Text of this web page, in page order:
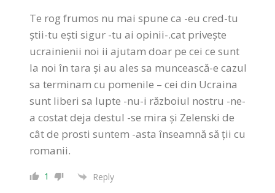
Te rog frumos nu mai spune ca -eu cred-tu
știi-tu ești sigur -tu ai opinii-.cat privește
ucrainienii noi ii ajutam doar pe cei ce sunt
la noi în tara și au ales sa muncească-e cazul
sa terminam cu pomenile – cei din Ucraina
sunt liberi sa lupte -nu-i războiul nostru -ne-
a costat deja destul -se mira și Zelenski de
cât de prosti suntem -asta înseamnă să ții cu
romanii.
1 Reply